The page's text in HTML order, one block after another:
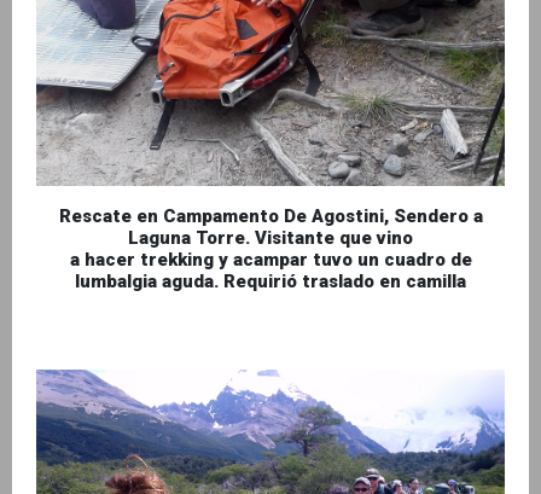
Rescate en Campamento De Agostini, Sendero a
Laguna Torre. Visitante que vino
a hacer trekking y acampar tuvo un cuadro de
lumbalgia aguda. Requirió traslado en camilla